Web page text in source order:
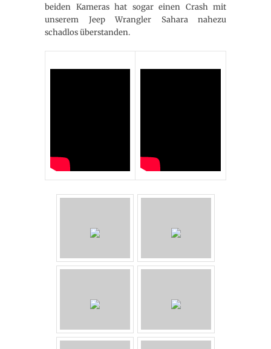
beiden Kameras hat sogar einen Crash mit
unserem Jeep Wrangler Sahara nahezu
schadlos überstanden.